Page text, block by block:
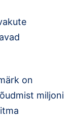
on
miljoni